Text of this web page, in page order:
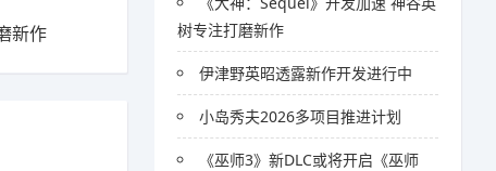
新作
树专注打磨新作
伊津野英昭透露新作开发进行中
小岛秀夫2026多项目推进计划
《巫师3》新DLC或将开启《巫师